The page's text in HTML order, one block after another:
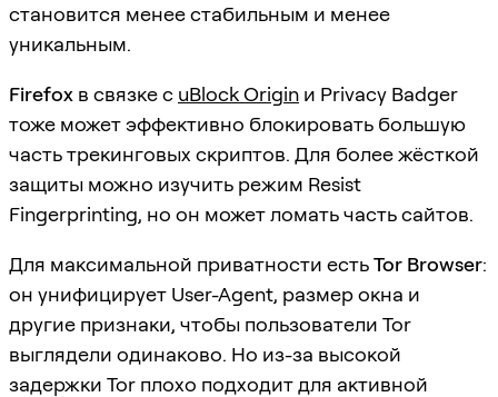
становится менее стабильным и менее
уникальным.
Firefox в связке с uBlock Origin и Privacy Badger
тоже может эффективно блокировать большую
часть трекинговых скриптов. Для более жёсткой
защиты можно изучить режим Resist
Fingerprinting, но он может ломать часть сайтов.
Для максимальной приватности естьTor Browser:
он унифицирует User-Agent, размер окна и
другие признаки, чтобы пользователи Tor
выглядели одинаково. Но из-за высокой
задержки Tor плохо подходит для активной